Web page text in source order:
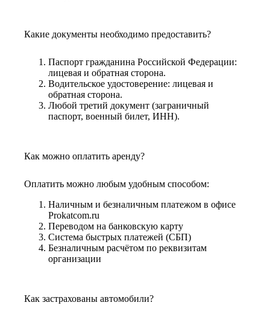
Какие документы необходимо предоставить?
Паспорт гражданина Российской Федерации:
лицевая и обратная сторона.
Водительское удостоверение: лицевая и
обратная сторона.
Любой третий документ (заграничный
паспорт, военный билет, ИНН).
Как можно оплатить аренду?
Оплатить можно любым удобным способом:
Наличным и безналичным платежом в офисе
Prokatcom.ru
Переводом на банковскую карту
Система быстрых платежей (СБП)
Безналичным расчётом по реквизитам
организации
Как застрахованы автомобили?